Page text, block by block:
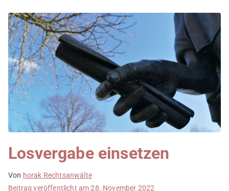
Losvergabe einsetzen
Von horak Rechtsanwälte
Beitrag veröffentlicht am28. November 2022